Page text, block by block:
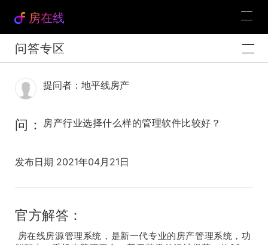
房在线
问答专区
提问者：地平线房产
问： 房产行业选择什么样的管理软件比较好？
发布日期 2021年04月21日
官方解答：
房在线房源管理系统，是新一代专业的房产管理系统，功